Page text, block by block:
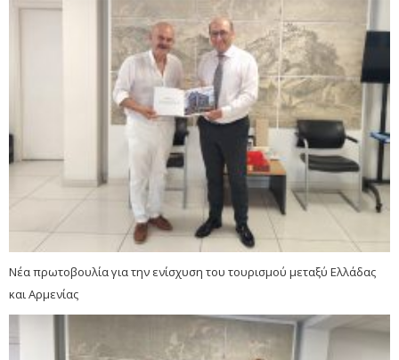
Νέα πρωτοβουλία για την ενίσχυση του τουρισμού μεταξύ Ελλάδας
και Αρμενίας